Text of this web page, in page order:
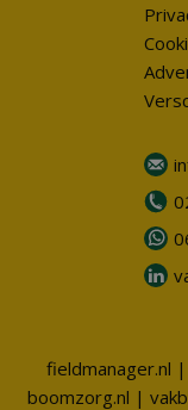
fieldmanager.nl |
boomzorg.nl |